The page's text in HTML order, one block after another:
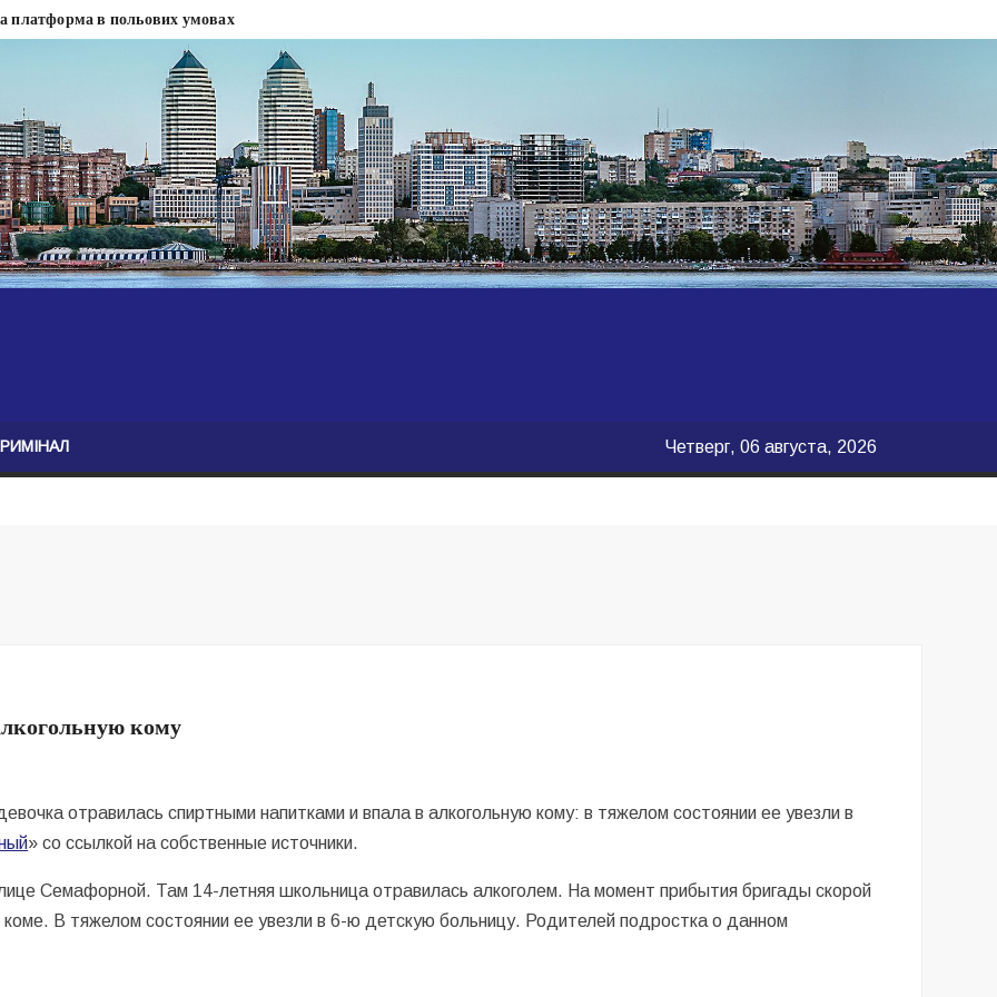
платформа в польових умовах
міськради Дніпра — ЗМІ
нелегального бізнесу, збагатився під час війни — ЗМІ
записали звернення про ситуацію на фронті
Безугла закликає валити Сирського
моду
керівництва армії
Четверг, 06 августа, 2026
кому
отравилась спиртными напитками и впала в алкогольную кому: в тяжелом состоянии ее увезли в
» со ссылкой на собственные источники.
Семафорной. Там 14-летняя школьница отравилась алкоголем. На момент прибытия бригады скорой
В тяжелом состоянии ее увезли в 6-ю детскую больницу. Родителей подростка о данном